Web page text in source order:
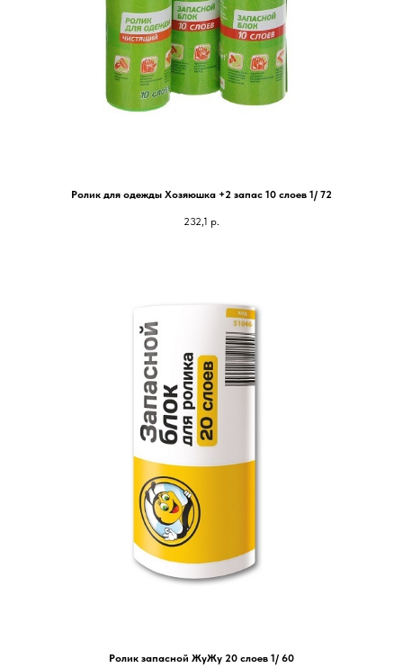
Ролик для одежды Хозяюшка +2 запас 10 слоев 1/ 72
232,1 р.
Ролик запасной ЖуЖу 20 слоев 1/ 60